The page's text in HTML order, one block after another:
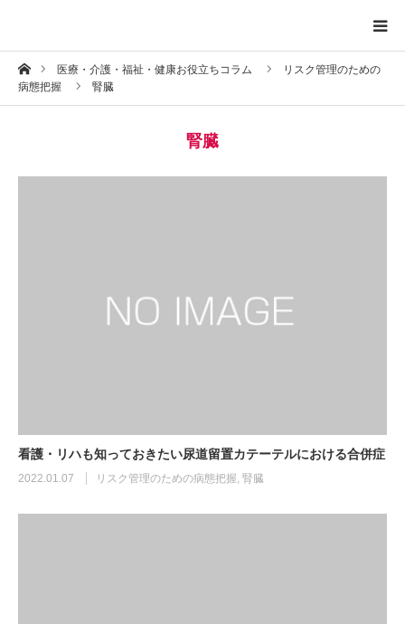
ホーム医療・介護・福祉・健康お役立ちコラム
リスク管理のための
病態把握
腎臓
腎臓
看護・リハも知っておきたい尿道留置カテーテルにおける合併症
2022.01.07 リスク管理のための病態把握, 腎臓
トップページ
お問い合わせ